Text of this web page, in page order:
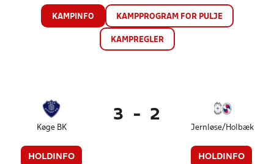
KAMPINFO KAMPPROGRAM FOR PULJE
KAMPREGLER
Køge BK
HOLDINFO
3 - 2
Jernløse/Holbæk
HOLDINFO